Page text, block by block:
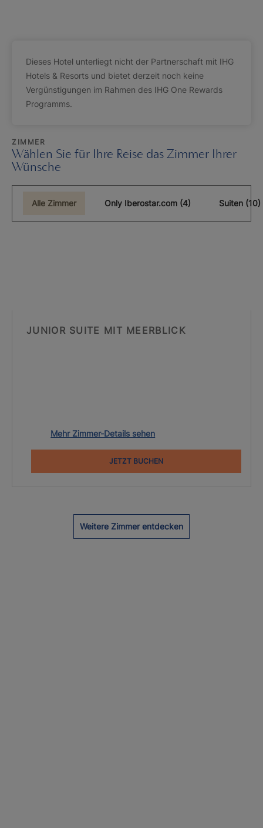
Dieses Hotel unterliegt nicht der Partnerschaft mit IHG
Hotels & Resorts und bietet derzeit noch keine
Vergünstigungen im Rahmen des IHG One Rewards
Programms.
ZIMMER
Wählen Sie für Ihre Reise das Zimmer Ihrer
Wünsche
Alle Zimmer Only Iberostar.com (4) Suiten (10)
JUNIOR SUITE MIT MEERBLICK
Mehr Zimmer-Details sehen
JETZT BUCHEN
Weitere Zimmer entdecken